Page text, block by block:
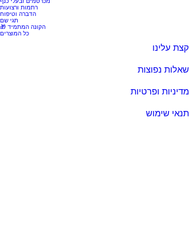
רתמות ורצועות
הדברה וטיפוח
תגי שם
🎁 הקונה המתמיד
כל המוצרים
קצת עלינו
שאלות נפוצות
מדיניות ופרטיות
תנאי שימוש